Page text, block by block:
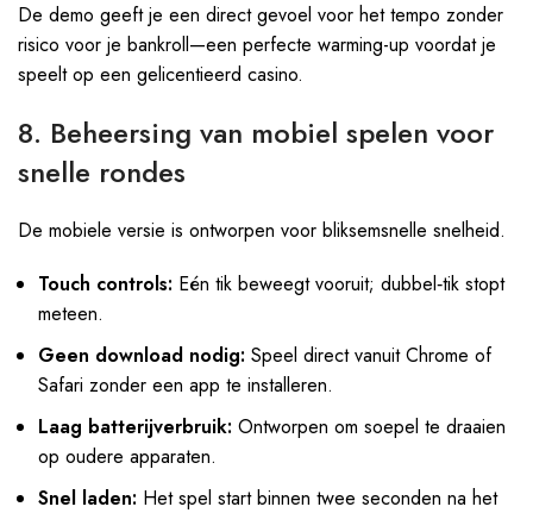
De demo geeft je een direct gevoel voor het tempo zonder
risico voor je bankroll—een perfecte warming-up voordat je
speelt op een gelicentieerd casino.
8. Beheersing van mobiel spelen voor
snelle rondes
De mobiele versie is ontworpen voor bliksemsnelle snelheid.
Touch controls: Eén tik beweegt vooruit; dubbel‑tik stopt
meteen.
Geen download nodig: Speel direct vanuit Chrome of
Safari zonder een app te installeren.
Laag batterijverbruik: Ontworpen om soepel te draaien
op oudere apparaten.
Snel laden: Het spel start binnen twee seconden na het